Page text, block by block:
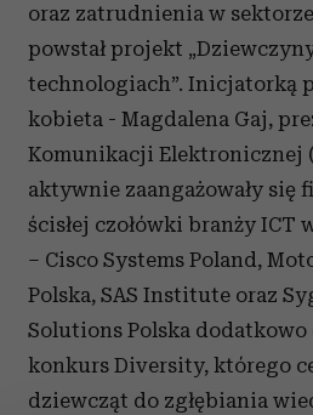
oraz zatrudnienia w
powstał projekt
technologiach”. Inicjatorką
kobieta - Magdalena Gaj,
Komunikacji Elektronicznej
aktywnie zaangażowały się
ścisłej czołówki branży ICT
– Cisco Systems Poland,
Polska, SAS Institute oraz
Solutions Polska
konkurs Diversity, którego
dziewcząt do zgłębiania